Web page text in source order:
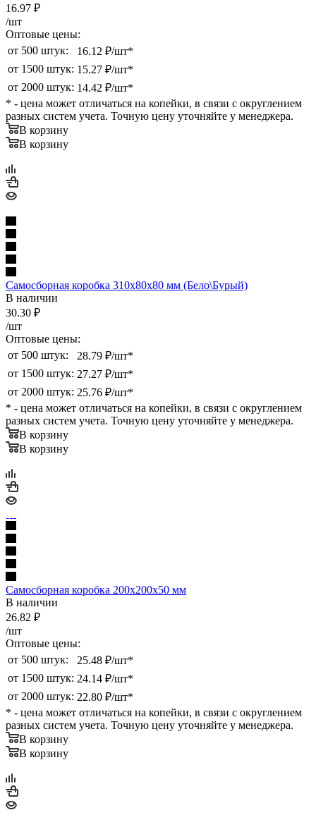
16.97 ₽
/шт
Оптовые цены:
от 500 штук:
16.12 ₽/шт*
от 1500 штук: 15.27 ₽/шт*
от 2000 штук: 14.42 ₽/шт*
* - цена может отличаться на копейки, в связи с округлением
разных систем учета. Точную цену уточняйте у менеджера.
В корзину
В корзину
Самосборная коробка 310х80х80 мм (Бело\Бурый)
В наличии
30.30 ₽
/шт
Оптовые цены:
от 500 штук:
28.79 ₽/шт*
от 1500 штук: 27.27 ₽/шт*
от 2000 штук: 25.76 ₽/шт*
* - цена может отличаться на копейки, в связи с округлением
разных систем учета. Точную цену уточняйте у менеджера.
В корзину
В корзину
Самосборная коробка 200х200х50 мм
В наличии
26.82 ₽
/шт
Оптовые цены:
от 500 штук:
25.48 ₽/шт*
от 1500 штук: 24.14 ₽/шт*
от 2000 штук: 22.80 ₽/шт*
* - цена может отличаться на копейки, в связи с округлением
разных систем учета. Точную цену уточняйте у менеджера.
В корзину
В корзину